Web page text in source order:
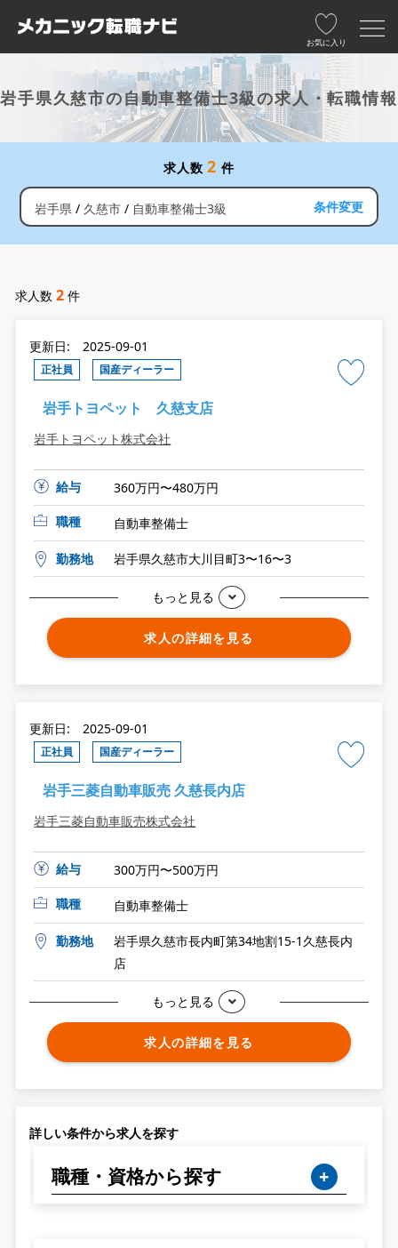
お気に入り
岩手県久慈市の自動車整備士3級の求人・転職情報
求人数 2 件
岩手県 久慈市 自動車整備士3級 条件変更
求人数2 件
更新日: 2025-09-01
正社員 国産ディーラー
岩手トヨペット 久慈支店
岩手トヨペット株式会社
給与
360万円〜480万円
職種
自動車整備士
勤務地 岩手県久慈市大川目町3〜16〜3
もっと見る
求人の詳細を見る
更新日: 2025-09-01
正社員 国産ディーラー
岩手三菱自動車販売 久慈長内店
岩手三菱自動車販売株式会社
給与
300万円〜500万円
職種
自動車整備士
勤務地
岩手県久慈市長内町第34地割15-1久慈長内
店
もっと見る
求人の詳細を見る
詳しい条件から求人を探す
職種・資格から探す